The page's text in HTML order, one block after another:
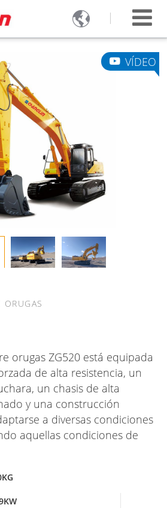

ORUGAS
orugas ZG520 está equipada
de alta resistencia, un
un chasis de alta
y una construcción
a diversas condiciones
aquellas condiciones de
VÍDEO